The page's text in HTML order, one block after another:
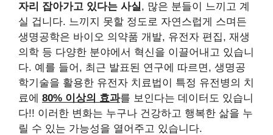
자리 잡아가고 있다는 사실, 많은 분들이 느끼고 계
실 겁니다. 느끼지 못할 정도로 자연스럽게 스며든
생명공학은 바이오 의약품 개발, 유전자 편집, 재생
의학 등 다양한 분야에서 혁신을 이끌어내고 있습니
다. 예를 들어, 최근 발표된 연구에 따르면, 생명공
학기술을 활용한 유전자 치료법이 특정 유전병의 치
료에 80% 이상의 효과를 보인다는 데이터도 있습니
다!! 이러한 변화는 누구나 건강하고 행복한 삶을 누
릴 수 있는 가능성을 열어주고 있습니다.